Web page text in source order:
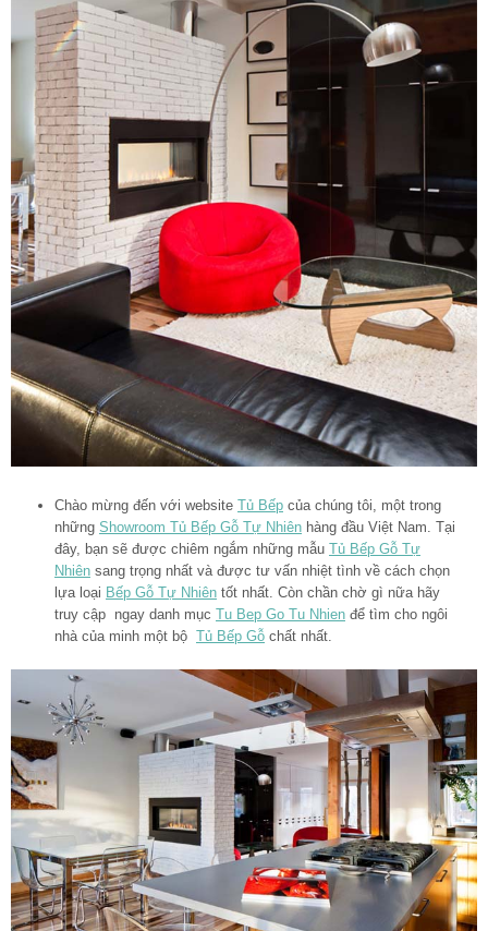
Chào mừng đến với website Tủ Bếp của chúng tôi, một trong
những Showroom Tủ Bếp Gỗ Tự Nhiên hàng đầu Việt Nam. Tại
đây, bạn sẽ được chiêm ngắm những mẫu Tủ Bếp Gỗ Tự
Nhiên sang trọng nhất và được tư vấn nhiệt tình về cách chọn
lựa loại Bếp Gỗ Tự Nhiên tốt nhất. Còn chần chờ gì nữa hãy
truy cập ngay danh mục Tu Bep Go Tu Nhien để tìm cho ngôi
nhà của minh một bộ Tủ Bếp Gỗ chất nhất.